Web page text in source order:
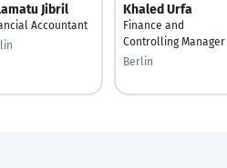
Jibril
Accountant
Khaled Urfa
Finance and
Controlling Manager
Berlin